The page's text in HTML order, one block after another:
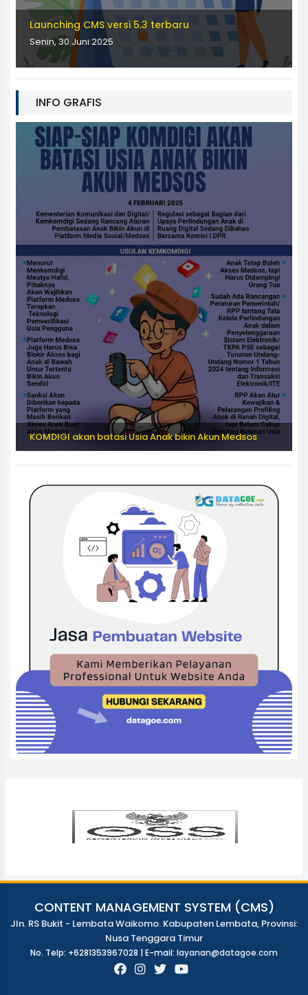
Launching CMS versi 5.3 terbaru
Senin, 30 Juni 2025
INFO GRAFIS
KOMDIGI akan batasi Usia Anak bikin Akun Medsos
CONTENT MANAGEMENT SYSTEM (CMS)
Jln. RS Bukit - Lembata Waikomo. Kabupaten Lembata, Provinsi:
Nusa Tenggara Timur
No. Telp: +6281353967028 | E-mail: layanan@datagoe.com